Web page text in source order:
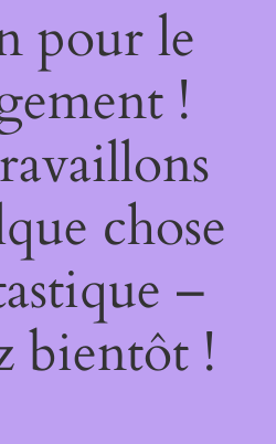
pour le
!
chose
–
bientôt !